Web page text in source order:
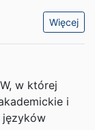
Więcej
w której
i
języków